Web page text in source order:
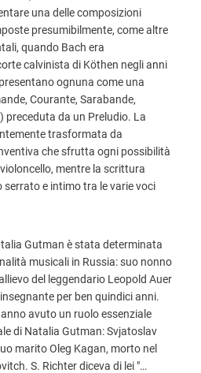
una delle composizioni
presumibilmente, come altre
quando Bach era
calvinista di Köthen negli anni
ognuna come una
Courante, Sarabande,
preceduta da un Preludio. La
trasformata da
che sfrutta ogni possibilità
mentre la scrittura
e intimo tra le varie voci
Gutman è stata determinata
musicali in Russia: suo nonno
del leggendario Leopold Auer
per ben quindici anni.
avuto un ruolo essenziale
di Natalia Gutman: Svjatoslav
marito Oleg Kagan, morto nel
S. Richter diceva di lei "…